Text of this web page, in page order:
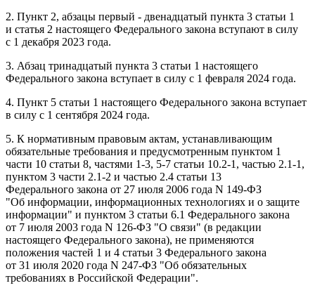
2. Пункт 2, абзацы первый - двенадцатый пункта 3 статьи 1
и статья 2 настоящего Федерального закона вступают в силу
с 1 декабря 2023 года.
3. Абзац тринадцатый пункта 3 статьи 1 настоящего
Федерального закона вступает в силу с 1 февраля 2024 года.
4. Пункт 5 статьи 1 настоящего Федерального закона вступает
в силу с 1 сентября 2024 года.
5. К нормативным правовым актам, устанавливающим
обязательные требования и предусмотренным пунктом 1
части 10 статьи 8, частями 1-3, 5-7 статьи 10.2-1, частью 2.1-1,
пунктом 3 части 2.1-2 и частью 2.4 статьи 13
Федерального закона от 27 июля 2006 года N 149-ФЗ
"Об информации, информационных технологиях и о защите
информации" и пунктом 3 статьи 6.1 Федерального закона
от 7 июля 2003 года N 126-ФЗ "О связи" (в редакции
настоящего Федерального закона), не применяются
положения частей 1 и 4 статьи 3 Федерального закона
от 31 июля 2020 года N 247-ФЗ "Об обязательных
требованиях в Российской Федерации".